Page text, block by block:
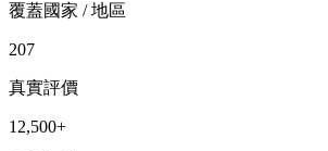
覆蓋國家 / 地區
207
真實評價
12,500+